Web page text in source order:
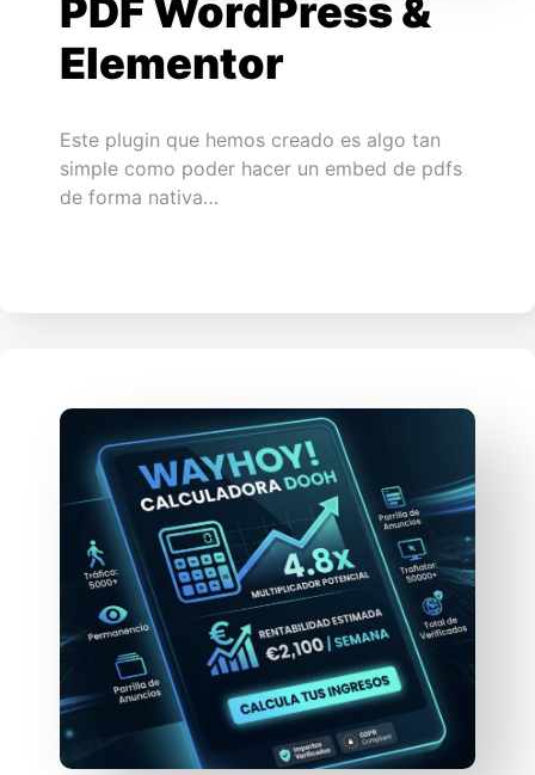
PDF WordPress &
Elementor
Este plugin que hemos creado es algo tan
simple como poder hacer un embed de pdfs
de forma nativa…